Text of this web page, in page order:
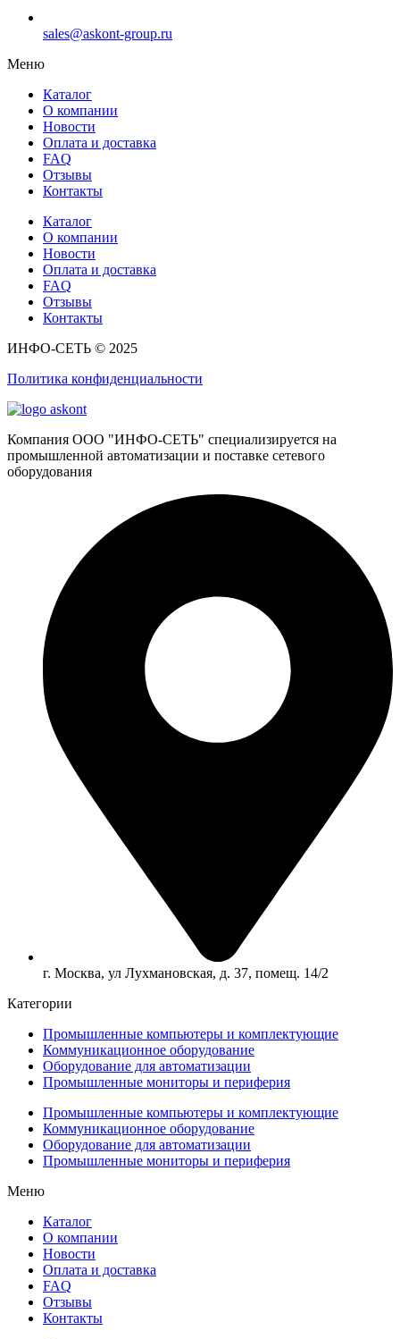
sales@askont-group.ru
Меню
Каталог
О компании
Новости
Оплата и доставка
FAQ
Отзывы
Контакты
Каталог
О компании
Новости
Оплата и доставка
FAQ
Отзывы
Контакты
ИНФО-СЕТЬ © 2025
Политика конфиденциальности
Компания ООО "ИНФО-СЕТЬ" специализируется на
промышленной автоматизации и поставке сетевого
оборудования
г. Москва, ул Лухмановская, д. 37, помещ. 14/2
Категории
Промышленные компьютеры и комплектующие
Коммуникационное оборудование
Оборудование для автоматизации
Промышленные мониторы и периферия
Промышленные компьютеры и комплектующие
Коммуникационное оборудование
Оборудование для автоматизации
Промышленные мониторы и периферия
Меню
Каталог
О компании
Новости
Оплата и доставка
FAQ
Отзывы
Контакты